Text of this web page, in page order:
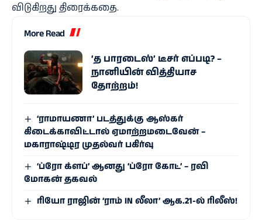
விடுகிறது திரைக்கதை.
More Read
‘த பாரடைஸ்’ டீசர் எப்படி? –
நானியின் வித்தியாச
தோற்றம்!
‘ராமாயணா’ படத்துக்கு ஆஸ்கர்
கிடைக்காவிட்டால் ஏமாற்றமடைவேன் –
மகாராஷ்டிர முதல்வர் பகிர்வு
‘ப்ரோ க்ளப்’ ஆனது ‘ப்ரோ கோட்’ – ரவி
மோகன் தகவல்
ரியோ ராஜின் ‘ராம் IN லீலா’ ஆக.21-ல் ரிலீஸ்!